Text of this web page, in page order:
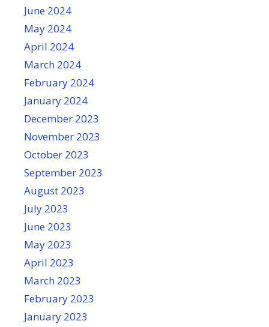
June 2024
May 2024
April 2024
March 2024
February 2024
January 2024
December 2023
November 2023
October 2023
September 2023
August 2023
July 2023
June 2023
May 2023
April 2023
March 2023
February 2023
January 2023